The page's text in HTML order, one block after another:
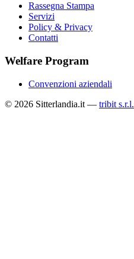
Rassegna Stampa
Servizi
Policy & Privacy
Contatti
Welfare Program
Convenzioni aziendali
© 2026 Sitterlandia.it — tribit s.r.l.